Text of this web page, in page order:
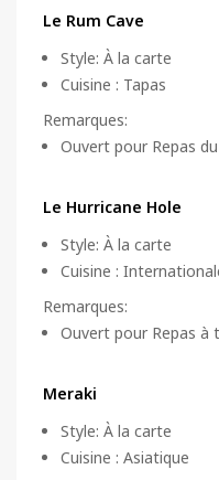
Le Rum Cave
Style: À la carte
Cuisine : Tapas
Remarques:
Ouvert pour Repas
Le Hurricane Hole
Style: À la carte
Cuisine :
Remarques:
Ouvert pour Repas à
Meraki
Style: À la carte
Cuisine : Asiatique